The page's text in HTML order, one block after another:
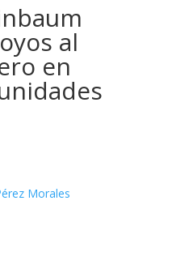
al
en
Morales